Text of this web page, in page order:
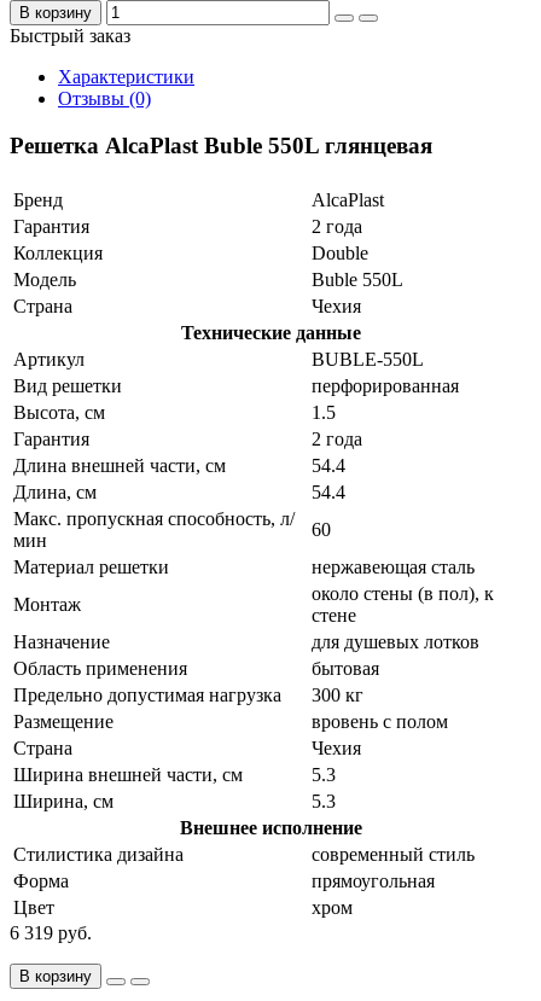
В корзину
Быстрый заказ
Характеристики
Отзывы (0)
Решетка AlcaPlast Buble 550L глянцевая
Бренд
AlcaPlast
Гарантия
2 года
Коллекция
Double
Модель
Buble 550L
Страна
Чехия
Технические данные
Артикул
BUBLE-550L
Вид решетки
перфорированная
Высота, см
1.5
Гарантия
2 года
Длина внешней части, см
54.4
Длина, см
54.4
Макс. пропускная способность, л/
мин
60
Материал решетки
нержавеющая сталь
Монтаж
около стены (в пол), к
стене
Назначение
для душевых лотков
Область применения
бытовая
Предельно допустимая нагрузка
300 кг
Размещение
вровень с полом
Страна
Чехия
Ширина внешней части, см
5.3
Ширина, см
5.3
Внешнее исполнение
Стилистика дизайна
современный стиль
Форма
прямоугольная
Цвет
хром
6 319 руб.
В корзину